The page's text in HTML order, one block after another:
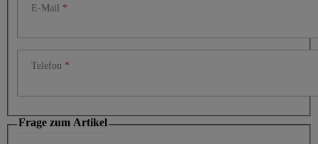
E-Mail
Telefon
Frage zum Artikel